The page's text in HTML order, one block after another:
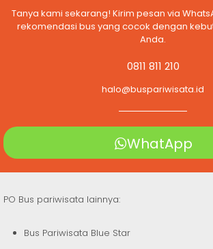
Tanya kami sekarang! Kirim pesan via
rekomendasi bus yang cocok dengan
Anda.
0811 811 210
halo@buspariwisata.id
WhatApp
PO Bus pariwisata lainnya:
Bus Pariwisata Blue Star